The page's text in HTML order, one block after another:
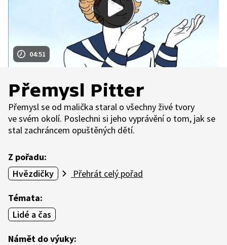
04:51
Přemysl Pitter
Přemysl se od malička staral o všechny živé tvory
ve svém okolí. Poslechni si jeho vyprávění o tom, jak se
stal zachráncem opuštěných dětí.
Z pořadu:
Hvězdičky
Přehrát celý pořad
Témata:
Lidé a čas
Námět do výuky: